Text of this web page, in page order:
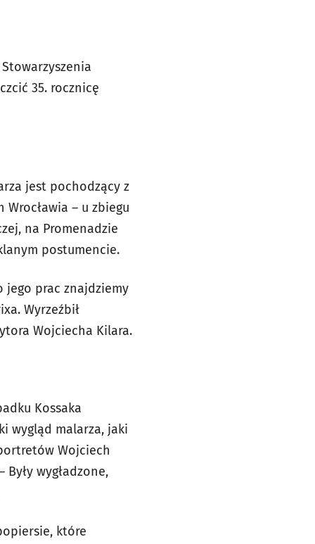
35. rocznicę
jest pochodzący z
– u zbiegu
na Promenadzie
postumencie.
jego prac znajdziemy
Wyrzeźbił
Wojciecha Kilara.
Kossaka
wygląd malarza, jaki
Wojciech
wygładzone,
które